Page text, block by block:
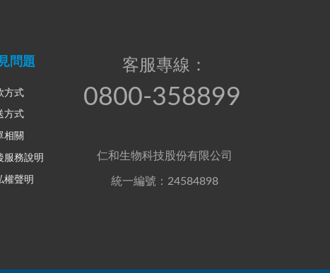
客服專線：
0800-358899
仁和生物科技股份有限公司
統一編號：24584898
問題
方式
方式
相關
服務說明
權聲明